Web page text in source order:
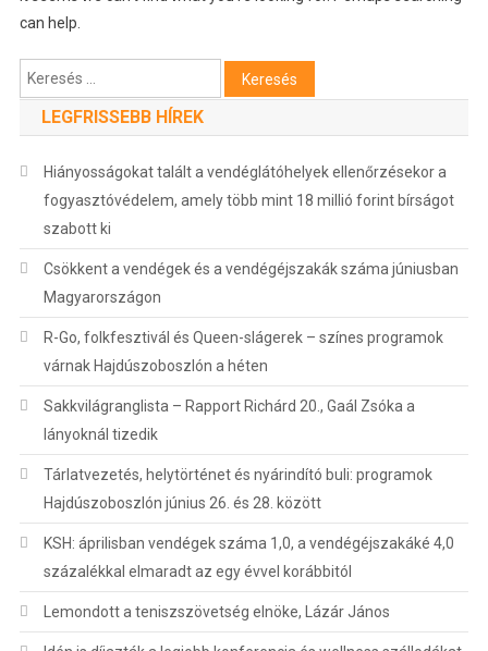
can help.
Keresés:
LEGFRISSEBB HÍREK
Hiányosságokat talált a vendéglátóhelyek ellenőrzésekor a
fogyasztóvédelem, amely több mint 18 millió forint bírságot
szabott ki
Csökkent a vendégek és a vendégéjszakák száma júniusban
Magyarországon
R-Go, folkfesztivál és Queen-slágerek – színes programok
várnak Hajdúszoboszlón a héten
Sakkvilágranglista – Rapport Richárd 20., Gaál Zsóka a
lányoknál tizedik
Tárlatvezetés, helytörténet és nyárindító buli: programok
Hajdúszoboszlón június 26. és 28. között
KSH: áprilisban vendégek száma 1,0, a vendégéjszakáké 4,0
százalékkal elmaradt az egy évvel korábbitól
Lemondott a teniszszövetség elnöke, Lázár János